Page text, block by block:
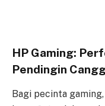
HP Gaming:
Pendingin
Bagi pecinta